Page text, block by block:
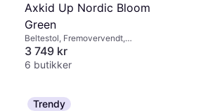
Axkid Up Nordic Bloom
Green
Beltestol, Fremovervendt,
Bakovervendt, UN R129, Vaskbart trekk
3 749 kr
6 butikker
Trendy